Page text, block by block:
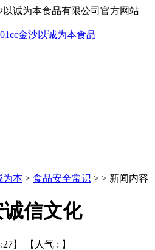
以诚为本食品有限公司官方网站
为本 > 食品安全常识 > > 新闻内容
信文化
】 【人气 : 】